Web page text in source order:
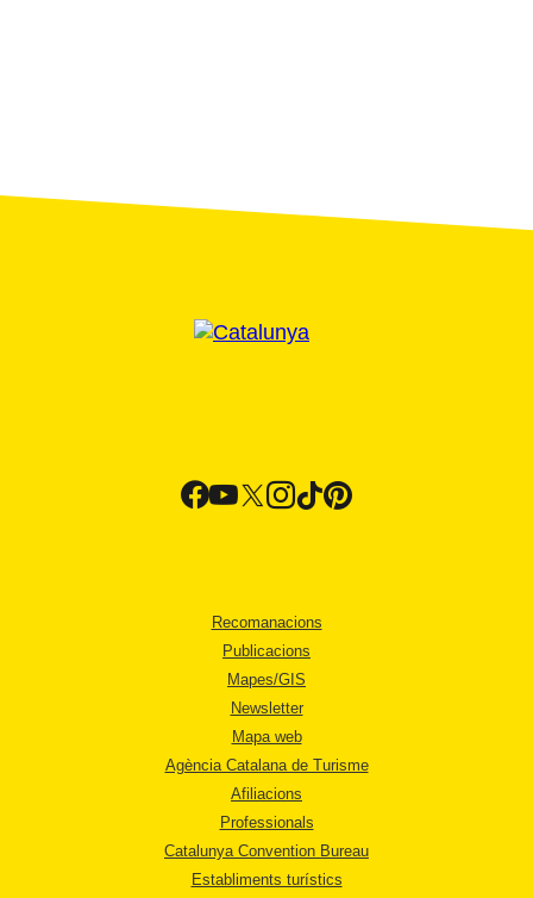
Recomanacions
Publicacions
Mapes/GIS
Newsletter
Mapa web
Agència Catalana de Turisme
Afiliacions
Professionals
Catalunya Convention Bureau
Establiments turístics